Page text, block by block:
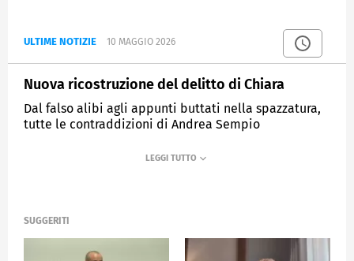
ULTIME NOTIZIE 10 MAGGIO 2026
Nuova ricostruzione del delitto di Chiara
Dal falso alibi agli appunti buttati nella spazzatura,
tutte le contraddizioni di Andrea Sempio
SUGGERITI